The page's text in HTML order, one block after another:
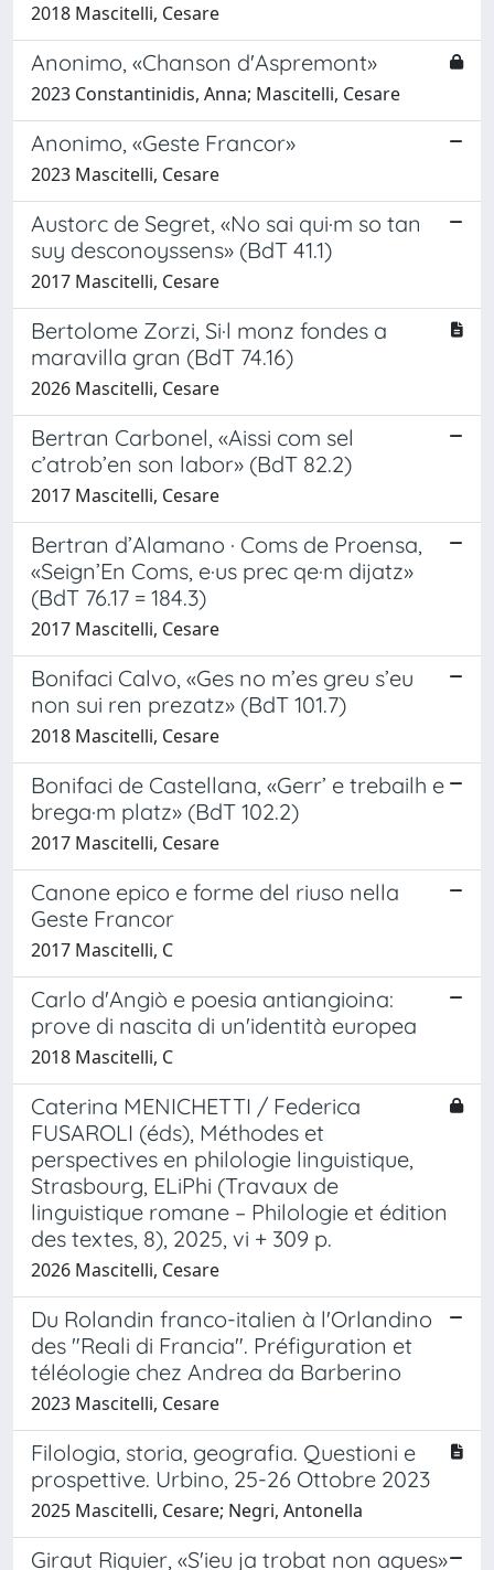
2018 Mascitelli, Cesare
Anonimo, «Chanson d'Aspremont»
2023 Constantinidis, Anna; Mascitelli, Cesare
Anonimo, «Geste Francor»
2023 Mascitelli, Cesare
Austorc de Segret, «No sai qui·m so tan
suy desconoyssens» (BdT 41.1)
2017 Mascitelli, Cesare
Bertolome Zorzi, Si·l monz fondes a
maravilla gran (BdT 74.16)
2026 Mascitelli, Cesare
Bertran Carbonel, «Aissi com sel
c’atrob’en son labor» (BdT 82.2)
2017 Mascitelli, Cesare
Bertran d’Alamano · Coms de Proensa,
«Seign’En Coms, e·us prec qe·m dijatz»
(BdT 76.17 = 184.3)
2017 Mascitelli, Cesare
Bonifaci Calvo, «Ges no m’es greu s’eu
non sui ren prezatz» (BdT 101.7)
2018 Mascitelli, Cesare
Bonifaci de Castellana, «Gerr’ e trebailh e
brega·m platz» (BdT 102.2)
2017 Mascitelli, Cesare
Canone epico e forme del riuso nella
Geste Francor
2017 Mascitelli, C
Carlo d'Angiò e poesia antiangioina:
prove di nascita di un'identità europea
2018 Mascitelli, C
Caterina MENICHETTI / Federica
FUSAROLI (éds), Méthodes et
perspectives en philologie linguistique,
Strasbourg, ELiPhi (Travaux de
linguistique romane – Philologie et édition
des textes, 8), 2025, vi + 309 p.
2026 Mascitelli, Cesare
Du Rolandin franco-italien à l'Orlandino
des "Reali di Francia". Préfiguration et
téléologie chez Andrea da Barberino
2023 Mascitelli, Cesare
Filologia, storia, geografia. Questioni e
prospettive. Urbino, 25-26 Ottobre 2023
2025 Mascitelli, Cesare; Negri, Antonella
Giraut Riquier, «S'ieu ja trobat non agues»